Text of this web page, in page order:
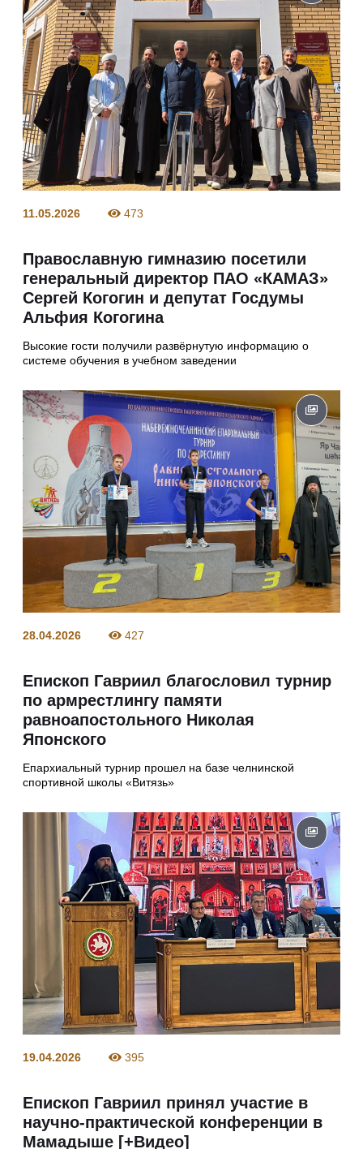
11.05.2026 473
Православную гимназию посетили
генеральный директор ПАО «КАМАЗ»
Сергей Когогин и депутат Госдумы
Альфия Когогина
Высокие гости получили развёрнутую информацию о
системе обучения в учебном заведении
28.04.2026 427
Епископ Гавриил благословил турнир
по армрестлингу памяти
равноапостольного Николая
Японского
Епархиальный турнир прошел на базе челнинской
спортивной школы «Витязь»
19.04.2026 395
Епископ Гавриил принял участие в
научно-практической конференции в
Мамадыше [+Видео]